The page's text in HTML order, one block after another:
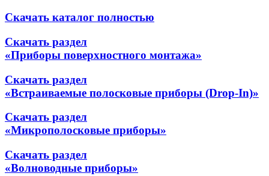
Скачать каталог полностью
Скачать раздел
«Приборы поверхностного монтажа»
Скачать раздел
«Встраиваемые полосковые приборы (Drop-In)»
Скачать раздел
«Микрополосковые приборы»
Скачать раздел
«Волноводные приборы»